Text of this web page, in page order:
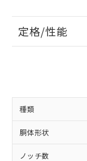
定格/性能
種類
胴体形状
ノッチ数